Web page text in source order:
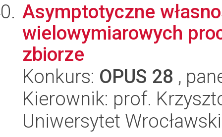
Asymptotyczne
wielowymiarowych
zbiorze
Konkurs: OPUS 28 ,
Kierownik: prof.
Uniwersytet Wrocławski